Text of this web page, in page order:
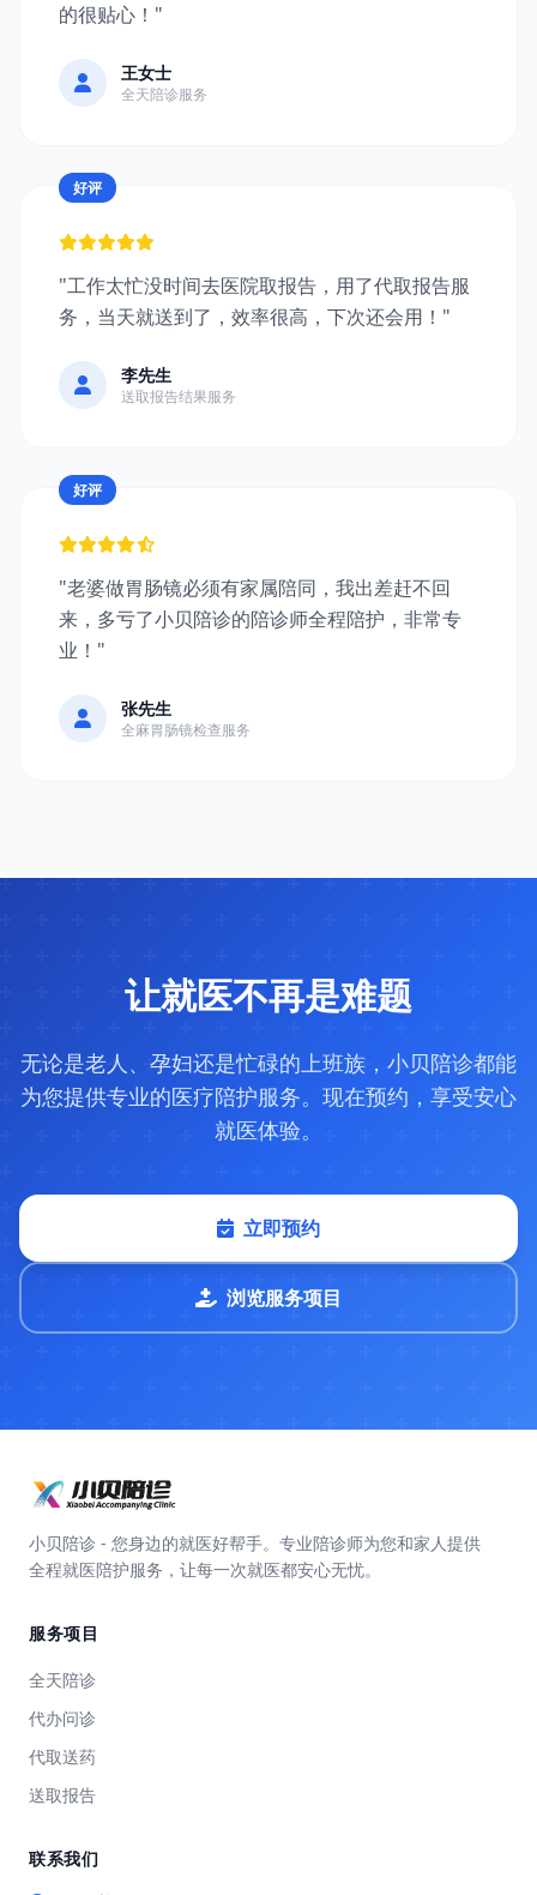
的很贴心！"
王女士
全天陪诊服务
好评
"工作太忙没时间去医院取报告，用了代取报告服
务，当天就送到了，效率很高，下次还会用！"
李先生
送取报告结果服务
好评
"老婆做胃肠镜必须有家属陪同，我出差赶不回
来，多亏了小贝陪诊的陪诊师全程陪护，非常专
业！"
张先生
全麻胃肠镜检查服务
让就医不再是难题
无论是老人、孕妇还是忙碌的上班族，小贝陪诊都能
为您提供专业的医疗陪护服务。现在预约，享受安心
就医体验。
立即预约
浏览服务项目
小贝陪诊 - 您身边的就医好帮手。专业陪诊师为您和家人提供
全程就医陪护服务，让每一次就医都安心无忧。
服务项目
全天陪诊
代办问诊
代取送药
送取报告
联系我们